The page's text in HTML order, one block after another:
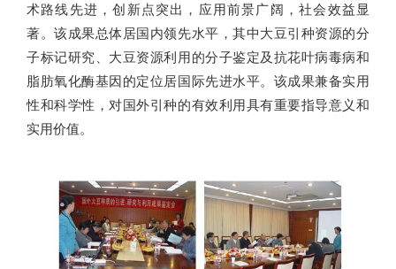
术路线先进，创新点突出，应用前景广阔，社会效益显
著。该成果总体居国内领先水平，其中大豆引种资源的分
子标记研究、大豆资源利用的分子鉴定及抗花叶病毒病和
脂肪氧化酶基因的定位居国际先进水平。该成果兼备实用
性和科学性，对国外引种的有效利用具有重要指导意义和
实用价值。